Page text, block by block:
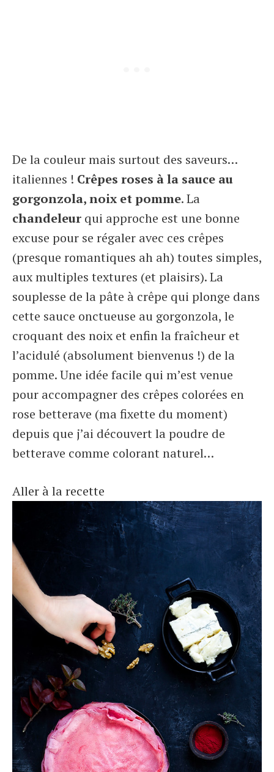
De la couleur mais surtout des saveurs…
italiennes ! Crêpes roses à la sauce au
gorgonzola, noix et pomme. La
chandeleur qui approche est une bonne
excuse pour se régaler avec ces crêpes
(presque romantiques ah ah) toutes simples,
aux multiples textures (et plaisirs). La
souplesse de la pâte à crêpe qui plonge dans
cette sauce onctueuse au gorgonzola, le
croquant des noix et enfin la fraîcheur et
l’acidulé (absolument bienvenus !) de la
pomme. Une idée facile qui m’est venue
pour accompagner des crêpes colorées en
rose betterave (ma fixette du moment)
depuis que j’ai découvert la poudre de
betterave comme colorant naturel…
Aller à la recette